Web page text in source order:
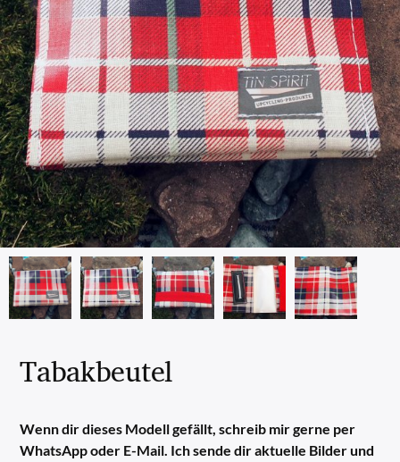
Tabakbeutel
Wenn dir dieses Modell gefällt, schreib mir gerne per
WhatsApp oder E-Mail. Ich sende dir aktuelle Bilder und